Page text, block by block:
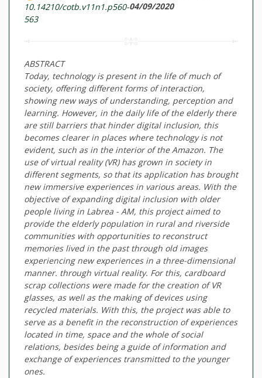
10.14210/cotb.v11n1.p560-
563
04/09/2020
ABSTRACT
Today, technology is present in the life of much of
society, offering different forms of interaction,
showing new ways of understanding, perception and
learning. However, in the daily life of the elderly there
are still barriers that hinder digital inclusion, this
becomes clearer in places where technology is not
evident, such as in the interior of the Amazon. The
use of virtual reality (VR) has grown in society in
different segments, so that its application has brought
new immersive experiences in various areas. With the
objective of expanding digital inclusion with older
people living in Labrea - AM, this project aimed to
provide the elderly population in rural and riverside
communities with opportunities to reconstruct
memories lived in the past through old images
experiencing new experiences in a three-dimensional
manner. through virtual reality. For this, cardboard
scrap collections were made for the creation of VR
glasses, as well as the making of devices using
recycled materials. With this, the project was able to
serve as a benefit in the reconstruction of experiences
located in time, space and the whole of social
relations, besides being a guide of information and
exchange of experiences transmitted to the younger
ones.